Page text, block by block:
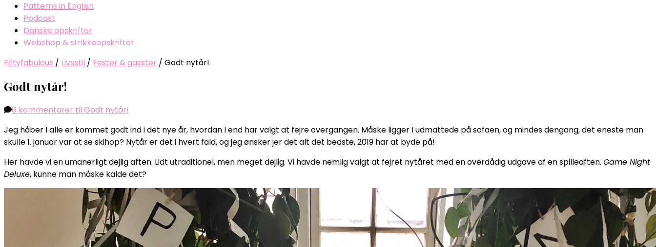
Patterns in English
Podcast
Danske opskrifter
Webshop & strikkeopskrifter
Fiftyfabulous / Livsstil / Fester & gæster / Godt nytår!
Godt nytår!
6 kommentarer til Godt nytår!
Jeg håber I alle er kommet godt ind i det nye år, hvordan I end har valgt at fejre overgangen. Måske ligger I udmattede på sofaen, og mindes dengang, det eneste man
skulle 1. januar var at se skihop? Nytår er det i hvert fald, og jeg ønsker jer det alt det bedste, 2019 har at byde på!
Her havde vi en umanerligt dejlig aften. Lidt utraditionel, men meget dejlig. Vi havde nemlig valgt at fejret nytåret med en overdådig udgave af en spilleaften. Game Night
Deluxe, kunne man måske kalde det?